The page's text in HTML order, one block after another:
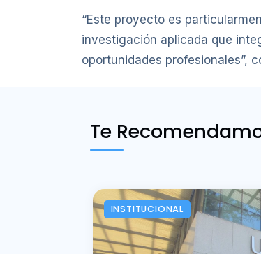
“Este proyecto es
investigación aplicada que
oportunidades profesionales”,
Te
INSTITUCIONAL